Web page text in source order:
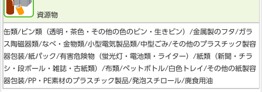
資源物
缶類/ビン類（透明・茶色・その他の色のビン・生きビン）/金属製のフタ/ガラ
ス陶磁器類/なべ・金物類/小型電気製品類/中型ごみ/その他のプラスチック製容
器包装/紙パック/有害危険物（蛍光灯・電池類・ライター）/紙類（新聞・チラ
シ・段ボール・雑誌・古紙類）/布類/ペットボトル/白色トレイ/その他の紙製容
器包装/PP・PE素材のプラスチック製品/発泡スチロール/廃食用油